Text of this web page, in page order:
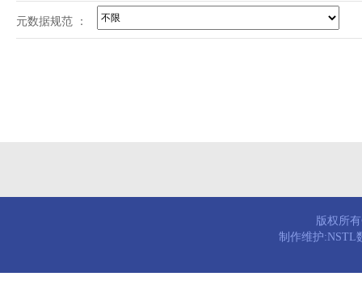
元数据规范 ：
版权所
制作维护:NSTL